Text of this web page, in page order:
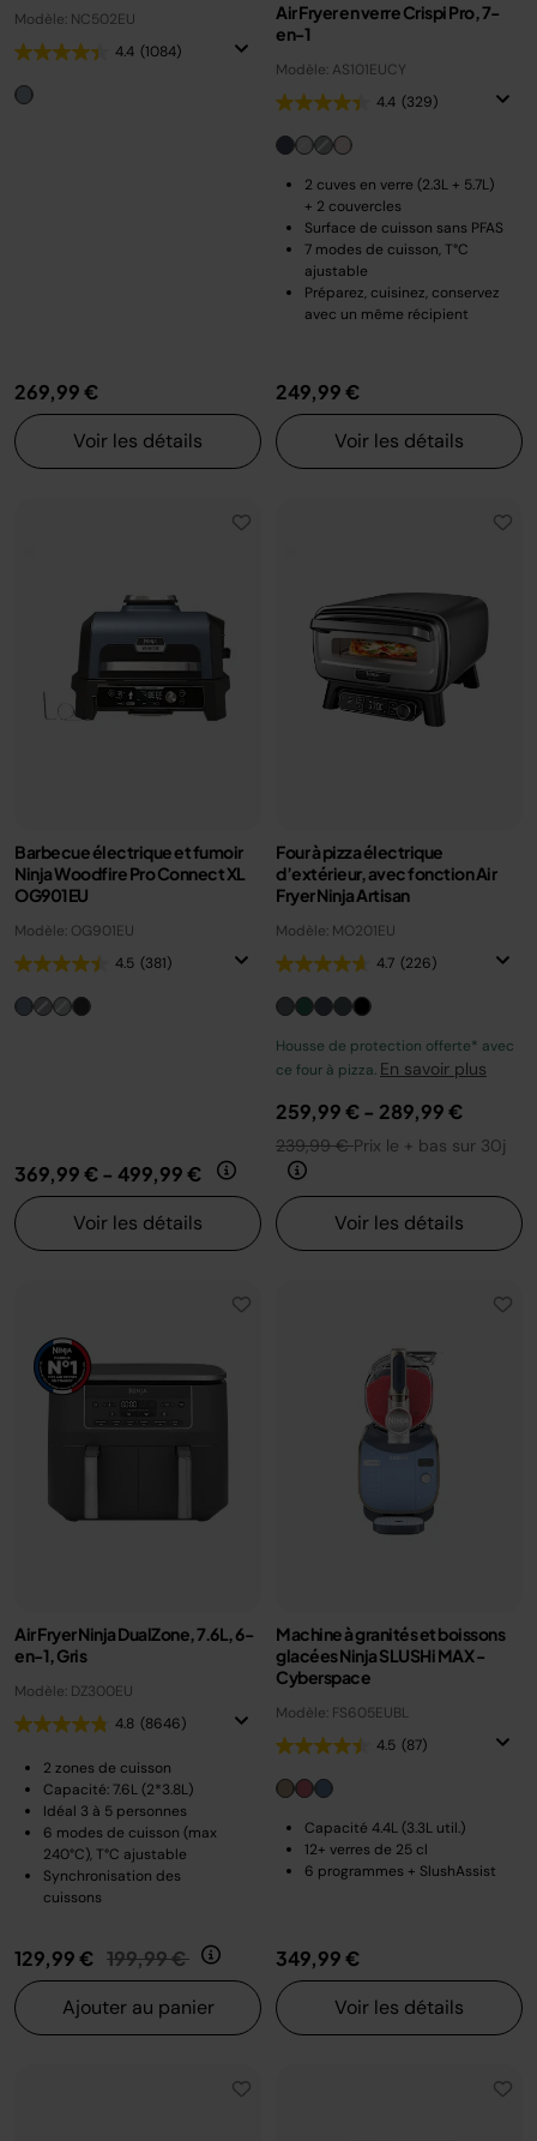
Modèle: NC502EU
4.4 (1084)
269,99 €
Voir les détails
Air Fryer en verre Crispi Pro, 7-
en-1
Modèle: AS101EUCY
4.4 (329)
2 cuves en verre (2.3L + 5.7L)
+ 2 couvercles
Surface de cuisson sans PFAS
7 modes de cuisson, T°C
ajustable
Préparez, cuisinez, conservez
avec un même récipient
249,99 €
Voir les détails
Barbecue électrique et fumoir
Ninja Woodfire Pro Connect XL
OG901EU
Modèle: OG901EU
4.5 (381)
369,99 €- 499,99 €
Voir les détails
Four à pizza électrique
d’extérieur, avec fonction Air
Fryer Ninja Artisan
Modèle: MO201EU
4.7 (226)
Housse de protection offerte* avec
ce four à pizza. En savoir plus
259,99 €- 289,99 €
239,99 €Prix le + bas sur 30j
Voir les détails
Air Fryer Ninja DualZone, 7.6L, 6-
en-1, Gris
Modèle: DZ300EU
4.8 (8646)
2 zones de cuisson
Capacité: 7.6L (2*3.8L)
Idéal 3 à 5 personnes
6 modes de cuisson (max
240°C), T°C ajustable
Synchronisation des
cuissons
129,99 € Prix réduit de
199,99 € au
Ajouter au panier
Machine à granités et boissons
glacées Ninja SLUSHi MAX -
Cyberspace
Modèle: FS605EUBL
4.5 (87)
Capacité 4.4L (3.3L util.)
12+ verres de 25 cl
6 programmes + SlushAssist
349,99 €
Voir les détails